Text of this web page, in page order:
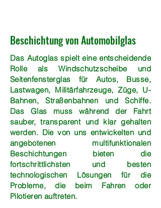
Beschichtung von Automobilglas
Das Autoglas spielt eine entscheidende
Rolle als Windschutzscheibe und
Seitenfensterglas für Autos, Busse,
Lastwagen, Militärfahrzeuge, Züge, U-
Bahnen, Straßenbahnen und Schiffe.
Das Glas muss während der Fahrt
sauber, transparent und klar gehalten
werden. Die von uns entwickelten und
angebotenen multifunktionalen
Beschichtungen bieten die
fortschrittlichsten und besten
technologischen Lösungen für die
Probleme, die beim Fahren oder
Pilotieren auftreten.